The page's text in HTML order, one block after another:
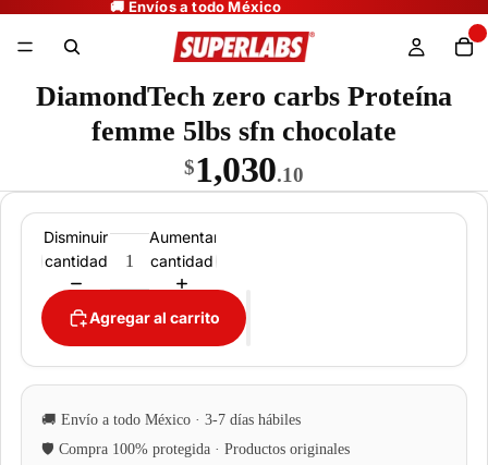
DiamondTech zero carbs Proteína
femme 5lbs sfn chocolate
$1,030.10
Disminuir
cantidad
Aumentar
cantidad
Agregar al carrito